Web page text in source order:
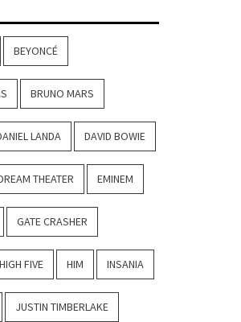
BEYONCÉ
BRUNO MARS
LANDA DAVID BOWIE
THEATER EMINEM
GATE CRASHER
HIGH FIVE HIM INSANIA
JUSTIN TIMBERLAKE